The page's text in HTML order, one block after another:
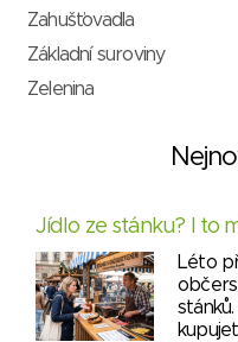
Zahušťovadla
Základní suroviny
Zelenina
Jídlo ze stánku? I to
Léto